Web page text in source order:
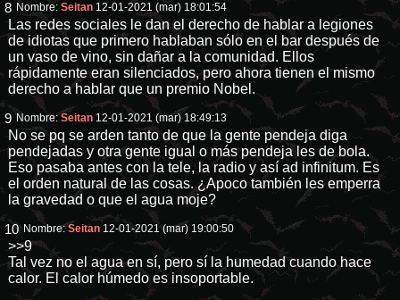
8 Nombre:Seitan 12-01-2021 (mar) 18:01:54
Las redes sociales le dan el derecho de hablar a legiones
de idiotas que primero hablaban sólo en el bar después de
un vaso de vino, sin dañar a la comunidad. Ellos
rápidamente eran silenciados, pero ahora tienen el mismo
derecho a hablar que un premio Nobel.
9 Nombre:Seitan 12-01-2021 (mar) 18:49:13
No se pq se arden tanto de que la gente pendeja diga
pendejadas y otra gente igual o más pendeja les de bola.
Eso pasaba antes con la tele, la radio y así ad infinitum. Es
el orden natural de las cosas. ¿Apoco también les emperra
la gravedad o que el agua moje?
10 Nombre:Seitan 12-01-2021 (mar) 19:00:50
>>9
Tal vez no el agua en sí, pero sí la humedad cuando hace
calor. El calor húmedo es insoportable.